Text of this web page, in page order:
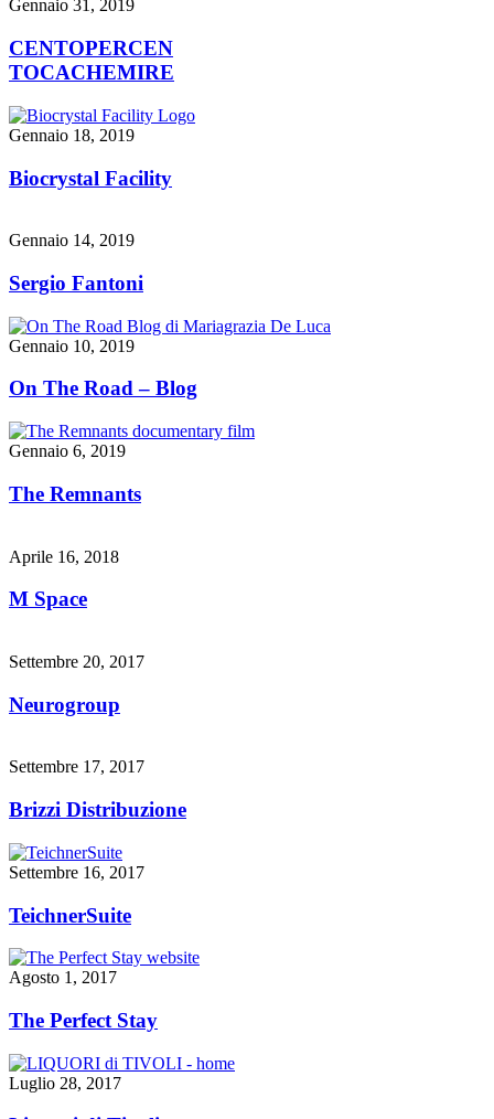
Gennaio 31, 2019
CENTOPERCEN
TOCACHEMIRE
Gennaio 18, 2019
Biocrystal Facility
Gennaio 14, 2019
Sergio Fantoni
Gennaio 10, 2019
On The Road – Blog
Gennaio 6, 2019
The Remnants
Aprile 16, 2018
M Space
Settembre 20, 2017
Neurogroup
Settembre 17, 2017
Brizzi Distribuzione
Settembre 16, 2017
TeichnerSuite
Agosto 1, 2017
The Perfect Stay
Luglio 28, 2017